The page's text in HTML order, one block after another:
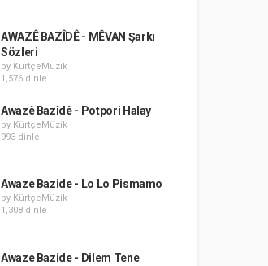
AWAZÊ BAZÎDÊ - MÊVAN Şarkı
Sözleri
by KürtçeMüzik
1,576 dinle
Awazê Bazîdê - Potpori Halay
by KürtçeMüzik
993 dinle
Awaze Bazide - Lo Lo Pismamo
by KürtçeMüzik
1,308 dinle
Awaze Bazide - Dilem Tene